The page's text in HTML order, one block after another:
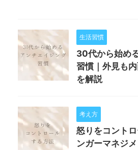
生活習慣
30代から始め
習慣｜外見も
を解説
考え方
怒りをコント
ンガーマネジ